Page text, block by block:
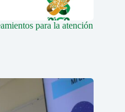
para la atención